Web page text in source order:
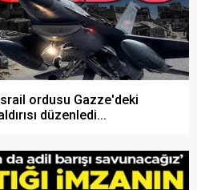
ordusu Gazze'deki
düzenledi...